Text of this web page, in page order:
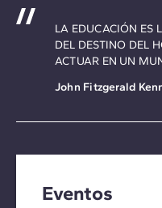
LA EDUCACIÓN ES
DEL DESTINO DEL
ACTUAR EN UN
John Fitzgerald
Eventos